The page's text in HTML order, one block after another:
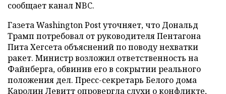
сообщает канал NBC.
Газета Washington Post уточняет, что Дональд
Трамп потребовал от руководителя Пентагона
Пита Хегсета объяснений по поводу нехватки
ракет. Министр возложил ответственность на
Файнберга, обвинив его в сокрытии реального
положения дел. Пресс-секретарь Белого дома
Каролин Левитт опровергла слухи о конфликте,